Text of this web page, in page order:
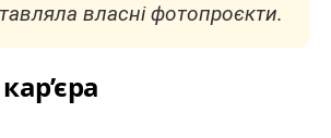
власні фотопроєкти.